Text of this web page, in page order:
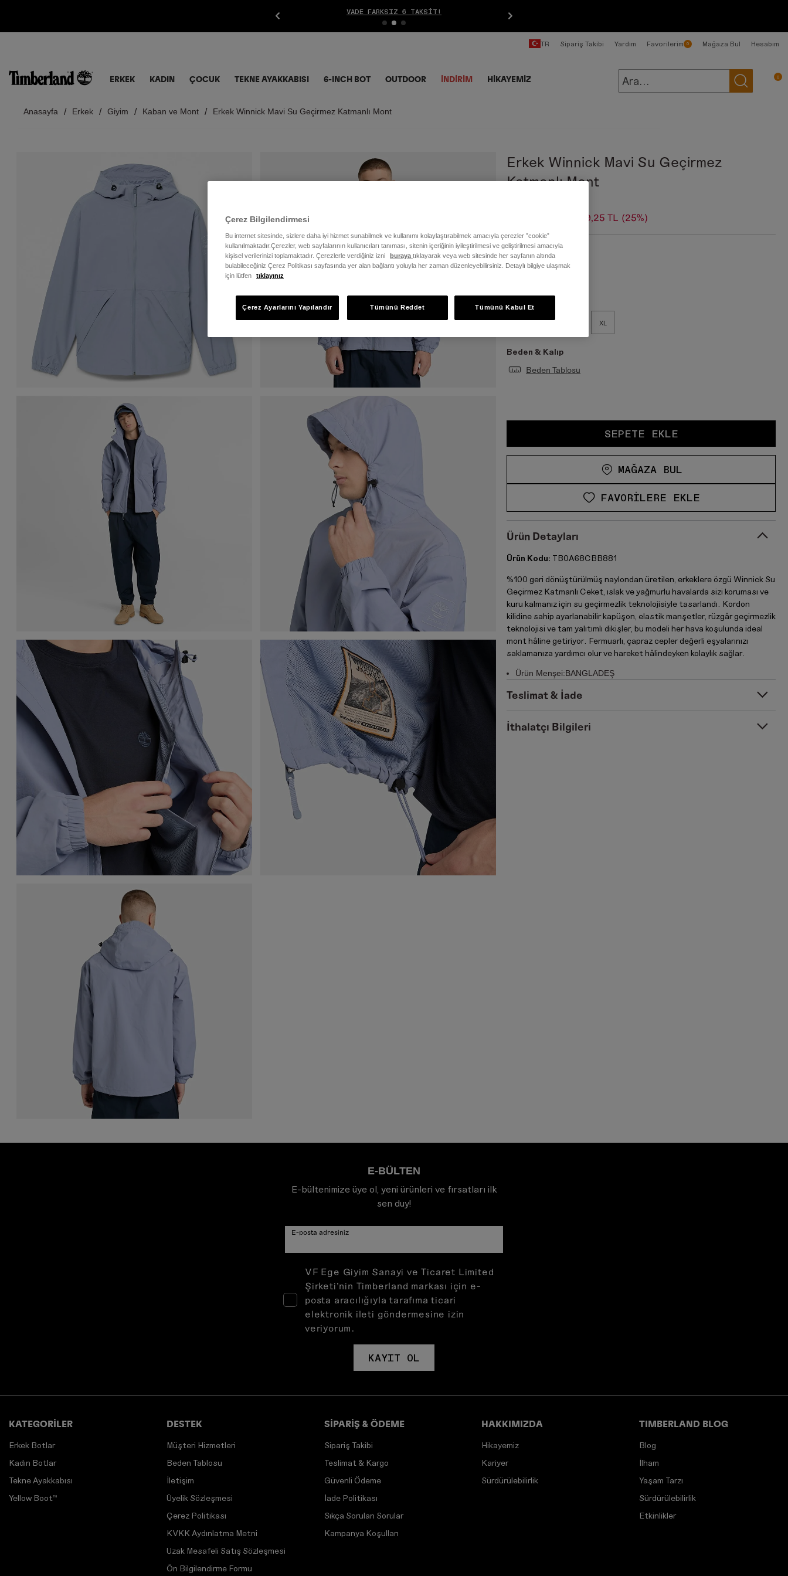
ERKEK KADIN ÇOCUK TEKNE AYAKKABISI 6-INCH BOT OUTDOOR İNDIRIM HİKAYEMİZ
TR Sipariş Takibi Yardım Favorilerim 0 Mağaza Bul Hesabım
0
Anasayfa Erkek Giyim Kaban ve Mont Erkek Winnick Mavi Su Geçirmez Katmanlı Mont
Erkek Winnick Mavi Su Geçirmez
Katmanlı Mont
6.749,25 TL (25%)
Renk: Stone Wash
XL
Beden & Kalıp
Beden Tablosu
SEPETE EKLE
MAĞAZA BUL
FAVORILERE EKLE
Ürün Detayları
Ürün Kodu: TB0A68CBB881
%100 geri dönüştürülmüş naylondan üretilen, erkeklere özgü Winnick Su
Geçirmez Katmanlı Ceket, ıslak ve yağmurlu havalarda sizi koruması ve
kuru kalmanız için su geçirmezlik teknolojisiyle tasarlandı. Kordon
kilidine sahip ayarlanabilir kapüşon, elastik manşetler, rüzgâr geçirmezlik
teknolojisi ve tam yalıtımlı dikişler, bu modeli her hava koşulunda ideal
mont hâline getiriyor. Fermuarlı, çapraz cepler değerli eşyalarınızı
saklamanıza yardımcı olur ve hareket hâlindeyken kolaylık sağlar.
Ürün Menşei:BANGLADEŞ
Teslimat & İade
İthalatçı Bilgileri
E-BÜLTEN
E-bültenimize üye ol, yeni ürünleri ve fırsatları ilk
sen duy!
E-posta adresiniz
VF Ege Giyim Sanayi ve Ticaret Limited
Şirketi’nin Timberland markası için e-
posta aracılığıyla tarafıma ticari
elektronik ileti göndermesine izin
veriyorum.
KAYIT OL
KATEGORİLER
Erkek Botlar
Kadın Botlar
Tekne Ayakkabısı
Yellow Boot™
DESTEK
Müşteri Hizmetleri
Beden Tablosu
İletişim
Üyelik Sözleşmesi
Çerez Politikası
KVKK Aydınlatma Metni
Uzak Mesafeli Satış Sözleşmesi
Ön Bilgilendirme Formu
SİPARİŞ & ÖDEME
Sipariş Takibi
Teslimat & Kargo
Güvenli Ödeme
İade Politikası
Sıkça Sorulan Sorular
Kampanya Koşulları
HAKKIMIZDA
Hikayemiz
Kariyer
Sürdürülebilirlik
TIMBERLAND BLOG
Blog
İlham
Yaşam Tarzı
Sürdürülebilirlik
Etkinlikler
Çerez Bilgilendirmesi
Bu internet sitesinde, sizlere daha iyi hizmet sunabilmek ve kullanımı kolaylaştırabilmek amacıyla çerezler ”cookie”
kullanılmaktadır.Çerezler, web sayfalarının kullanıcıları tanıması, sitenin içeriğinin iyileştirilmesi ve geliştirilmesi amacıyla
kişisel verilerinizi toplamaktadır. Çerezlerle verdiğiniz izni
buraya tıklayarak veya web sitesinde her sayfanın altında
bulabileceğiniz Çerez Politikası sayfasında yer alan bağlantı yoluyla her zaman düzenleyebilirsiniz. Detaylı bilgiye ulaşmak
için lütfen
tıklayınız
Tümünü Reddet Tümünü Kabul Et
Çerez Ayarlarını Yapılandır